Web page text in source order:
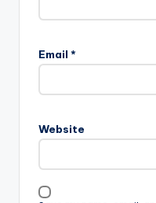
Email *
Website